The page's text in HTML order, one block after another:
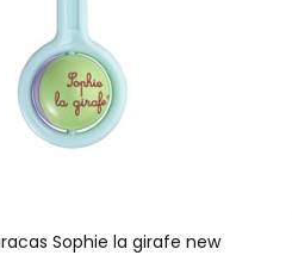
Sophie la girafe new